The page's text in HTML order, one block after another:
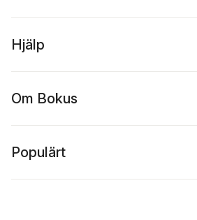
Hjälp
Om Bokus
Populärt